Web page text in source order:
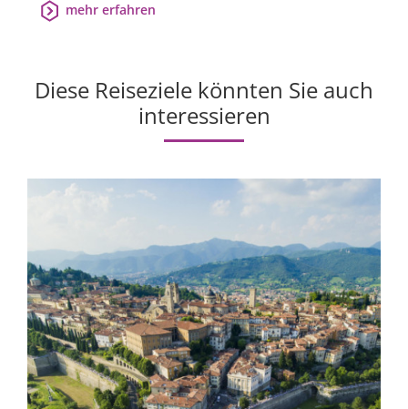
mehr erfahren
Diese Reiseziele könnten Sie auch
interessieren